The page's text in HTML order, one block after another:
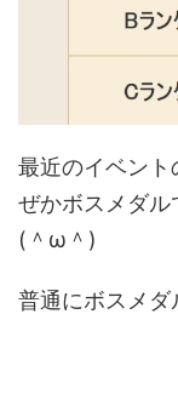
最近のイベン
ぜかボスメダル
(＾ω＾)
普通にボスメダ